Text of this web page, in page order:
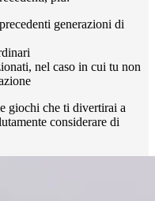
generazioni di
nel caso in cui tu non
giochi che ti divertirai a
considerare di